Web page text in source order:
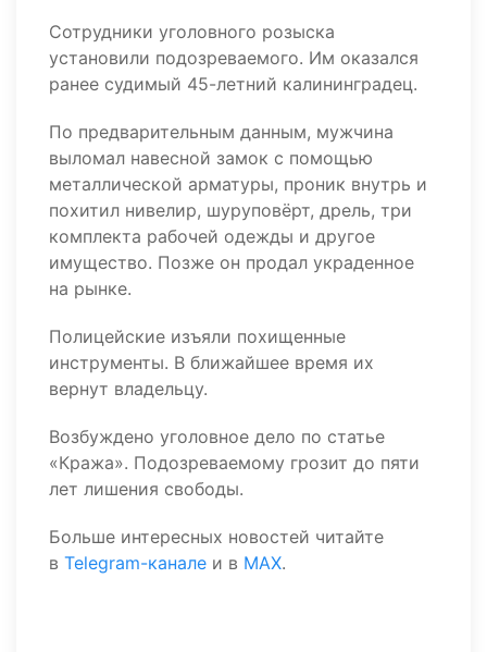
Сотрудники уголовного розыска
установили подозреваемого. Им оказался
ранее судимый 45-летний калининградец.
По предварительным данным, мужчина
выломал навесной замок с помощью
металлической арматуры, проник внутрь и
похитил нивелир, шуруповёрт, дрель, три
комплекта рабочей одежды и другое
имущество. Позже он продал украденное
на рынке.
Полицейские изъяли похищенные
инструменты. В ближайшее время их
вернут владельцу.
Возбуждено уголовное дело по статье
«Кража». Подозреваемому грозит до пяти
лет лишения свободы.
Больше интересных новостей читайте
в Telegram-канале и в MAX.